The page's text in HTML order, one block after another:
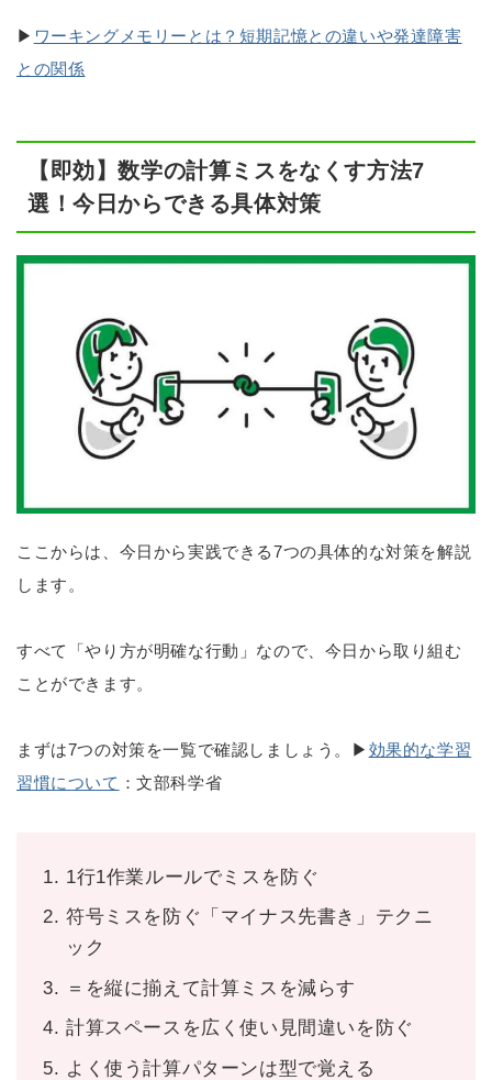
▶ ワーキングメモリーとは？短期記憶との違いや発達障害
との関係
【即効】数学の計算ミスをなくす方法7
選！今日からできる具体対策
ここからは、今日から実践できる7つの具体的な対策を解説
します。
すべて「やり方が明確な行動」なので、今日から取り組む
ことができます。
まずは7つの対策を一覧で確認しましょう。▶ 効果的な学習
習慣について ：文部科学省
1行1作業ルールでミスを防ぐ
符号ミスを防ぐ「マイナス先書き」テクニ
ック
＝を縦に揃えて計算ミスを減らす
計算スペースを広く使い見間違いを防ぐ
よく使う計算パターンは型で覚える